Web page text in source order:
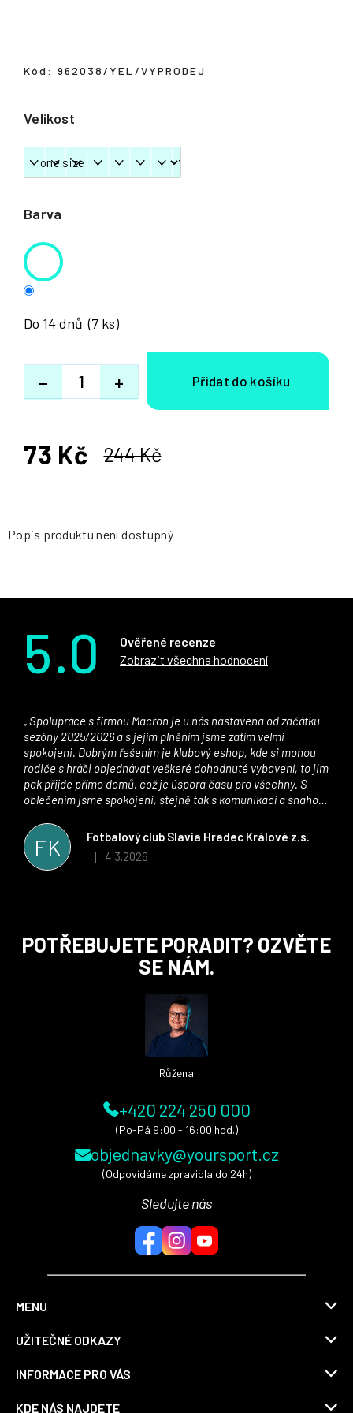
Barva
Velikost
Do 14 dnů (7 ks)
+
−
Kód: 962038/YEL/VYPRODEJ
244 Kč
73 Kč
Měrná
Popis produktu není dostupný
5.0
Ověřené recenze
Zobrazit všechna hodnocení
FK
Fotbalový club Slavia Hradec Králové z.s.
Hodnocení obchodu je 5 z 5 hvězdiček.
| 4.3.2026
sezóny 2025/2026 a s jejím plněním jsme zatím velmi
spokojeni. Dobrým řešením je klubový eshop, kde si mohou
rodiče s hráči objednávat veškeré dohodnuté vybavení, to jim
pak přijde přímo domů, což je úspora času pro všechny. S
oblečením jsme spokojeni, stejně tak s komunikací a snahou
stran. Věříme, že v tomto duchu bude spolupráce pokračovat
i nadále, nyní už začínáme řešit i první sady dresů ;)
POTŘEBUJETE PORADIT? OZVĚTE
SE NÁM.
Růžena
+420 224 250 000
(Po-Pá 9:00 - 16:00 hod.)
objednavky@yoursport.cz
(Odpovídáme zpravidla do 24h)
Sledujte nás
MENU
UŽITEČNÉ ODKAZY
INFORMACE PRO VÁS
KDE NÁS NAJDETE